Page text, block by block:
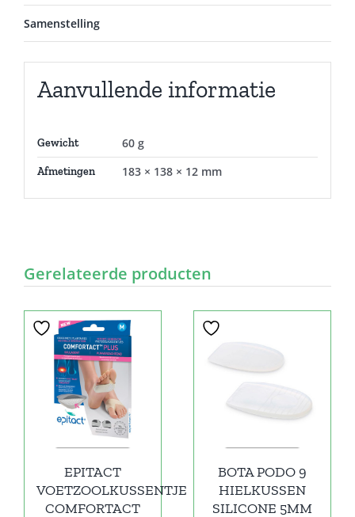
Samenstelling
Aanvullende informatie
Gewicht 60 g
Afmetingen 183 × 138 × 12 mm
Gerelateerde producten
EPITACT
VOETZOOLKUSSENTJE
COMFORTACT
BOTA PODO 9
HIELKUSSEN
SILICONE 5MM